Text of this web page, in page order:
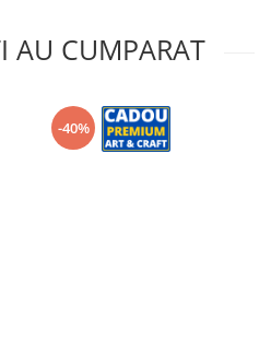
AU CUMPARAT
-40%